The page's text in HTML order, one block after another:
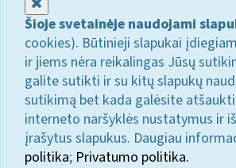
Šioje svetainėje naudojami
cookies). Būtinieji slapukai
ir jiems nėra reikalingas Jūsų
galite sutikti ir su kitų slapukų
sutikimą bet kada galėsite
interneto naršyklės nustatymus ir
įrašytus slapukus. Daugiau
politika; Privatumo politika.